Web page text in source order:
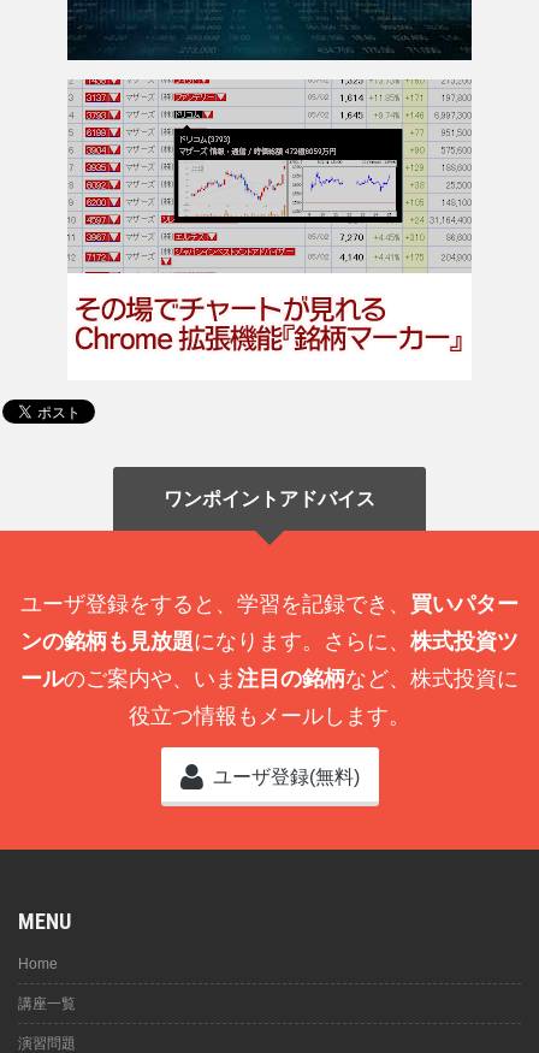
ワンポイントアドバイス
ユーザ登録をすると、学習を記録でき、 買いパター
ンの銘柄も見放題になります。さらに、 株式投資ツ
ールのご案内や、いま 注目の銘柄など、株式投資に
役立つ情報もメールします。
ユーザ登録(無料)
MENU
Home
講座一覧
演習問題